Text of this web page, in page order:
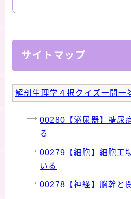
サイトマップ
サイトマップ
解剖生理学４択クイズ一問
00280【泌尿器】糖尿
る
00279【細胞】細胞工
いる
00278【神経】脳幹と